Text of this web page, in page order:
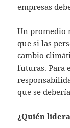
empresas
Un promedio
que si las
cambio
futuras. Para
que se
¿Quién